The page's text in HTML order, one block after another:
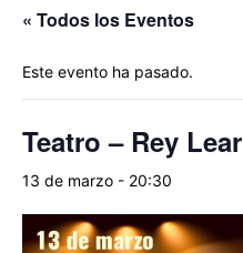
« Todos los Eventos
Este evento ha pasado.
Teatro – Rey Lear
13 de marzo - 20:30